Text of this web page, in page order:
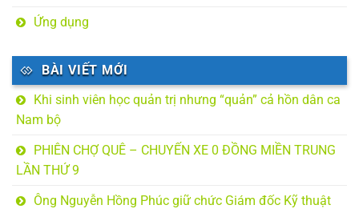
Ứng dụng
BÀI VIẾT MỚI
Khi sinh viên học quản trị nhưng “quản” cả hồn dân ca
Nam bộ
PHIÊN CHỢ QUÊ – CHUYẾN XE 0 ĐỒNG MIỀN TRUNG
LẦN THỨ 9
Ông Nguyễn Hồng Phúc giữ chức Giám đốc Kỹ thuật